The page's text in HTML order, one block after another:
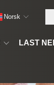
LAST
Norsk‎